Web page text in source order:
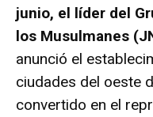
junio, el líder del
los Musulmanes
anunció el
ciudades del oeste
convertido en el